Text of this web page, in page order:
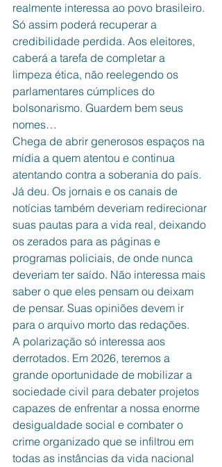
realmente interessa ao povo brasileiro.
Só assim poderá recuperar a
credibilidade perdida. Aos eleitores,
caberá a tarefa de completar a
limpeza ética, não reelegendo os
parlamentares cúmplices do
bolsonarismo. Guardem bem seus
nomes…
Chega de abrir generosos espaços na
mídia a quem atentou e continua
atentando contra a soberania do país.
Já deu. Os jornais e os canais de
notícias também deveriam redirecionar
suas pautas para a vida real, deixando
os zerados para as páginas e
programas policiais, de onde nunca
deveriam ter saído. Não interessa mais
saber o que eles pensam ou deixam
de pensar. Suas opiniões devem ir
para o arquivo morto das redações.
A polarização só interessa aos
derrotados. Em 2026, teremos a
grande oportunidade de mobilizar a
sociedade civil para debater projetos
capazes de enfrentar a nossa enorme
desigualdade social e combater o
crime organizado que se infiltrou em
todas as instâncias da vida nacional